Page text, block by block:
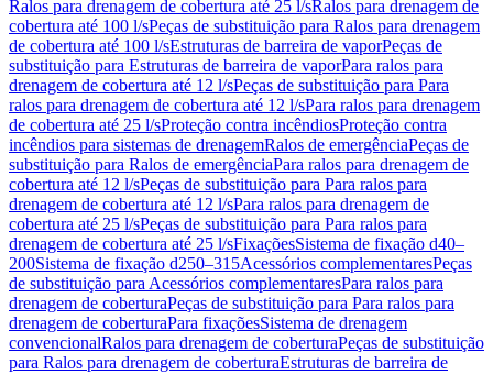
Ralos para drenagem de cobertura até 25 l/sRalos para drenagem de
cobertura até 100 l/sPeças de substituição para Ralos para drenagem
de cobertura até 100 l/sEstruturas de barreira de vaporPeças de
substituição para Estruturas de barreira de vaporPara ralos para
drenagem de cobertura até 12 l/sPeças de substituição para Para
ralos para drenagem de cobertura até 12 l/sPara ralos para drenagem
de cobertura até 25 l/sProteção contra incêndiosProteção contra
incêndios para sistemas de drenagemRalos de emergênciaPeças de
substituição para Ralos de emergênciaPara ralos para drenagem de
cobertura até 12 l/sPeças de substituição para Para ralos para
drenagem de cobertura até 12 l/sPara ralos para drenagem de
cobertura até 25 l/sPeças de substituição para Para ralos para
drenagem de cobertura até 25 l/sFixaçõesSistema de fixação d40–
200Sistema de fixação d250–315Acessórios complementaresPeças
de substituição para Acessórios complementaresPara ralos para
drenagem de coberturaPeças de substituição para Para ralos para
drenagem de coberturaPara fixaçõesSistema de drenagem
convencionalRalos para drenagem de coberturaPeças de substituição
para Ralos para drenagem de coberturaEstruturas de barreira de